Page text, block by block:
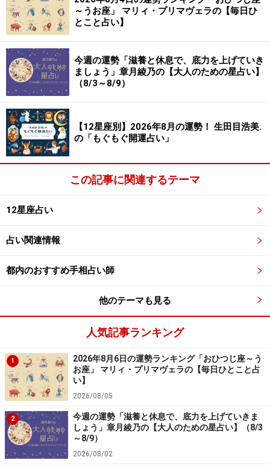
～うお座」 マリィ・プリマヴェラの【毎日ひ
とこと占い】
今週の運勢「滋養と休息で、底力を上げていき
ましょう」章月綾乃の【大人のための星占い】
（8/3～8/9）
【12星座別】2026年8月の運勢！ 生田目浩美.
の「もぐもぐ開運占い」
この記事に関連するテーマ
12星座占い
占い関連情報
都内のおすすめ手相占い師
他のテーマも見る
人気記事ランキング
1
2026年8月6日の運勢ランキング「おひつじ座～う
お座」 マリィ・プリマヴェラの【毎日ひとこと占
い】
2026/08/05
2
今週の運勢「滋養と休息で、底力を上げていきま
しょう」章月綾乃の【大人のための星占い】（8/3
～8/9）
2026/08/02